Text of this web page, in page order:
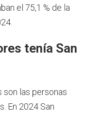
el 75,1 % de la
tenía San
son las personas
En 2024 San